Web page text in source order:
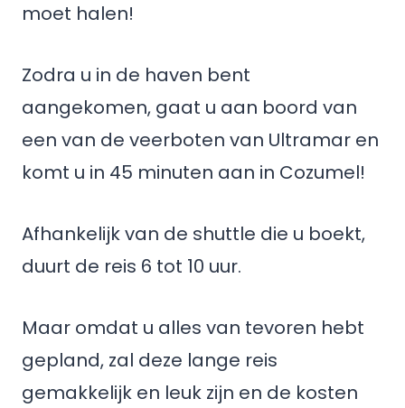
moet halen!
Zodra u in de haven bent
aangekomen, gaat u aan boord van
een van de veerboten van Ultramar en
komt u in 45 minuten aan in Cozumel!
Afhankelijk van de shuttle die u boekt,
duurt de reis 6 tot 10 uur.
Maar omdat u alles van tevoren hebt
gepland, zal deze lange reis
gemakkelijk en leuk zijn en de kosten